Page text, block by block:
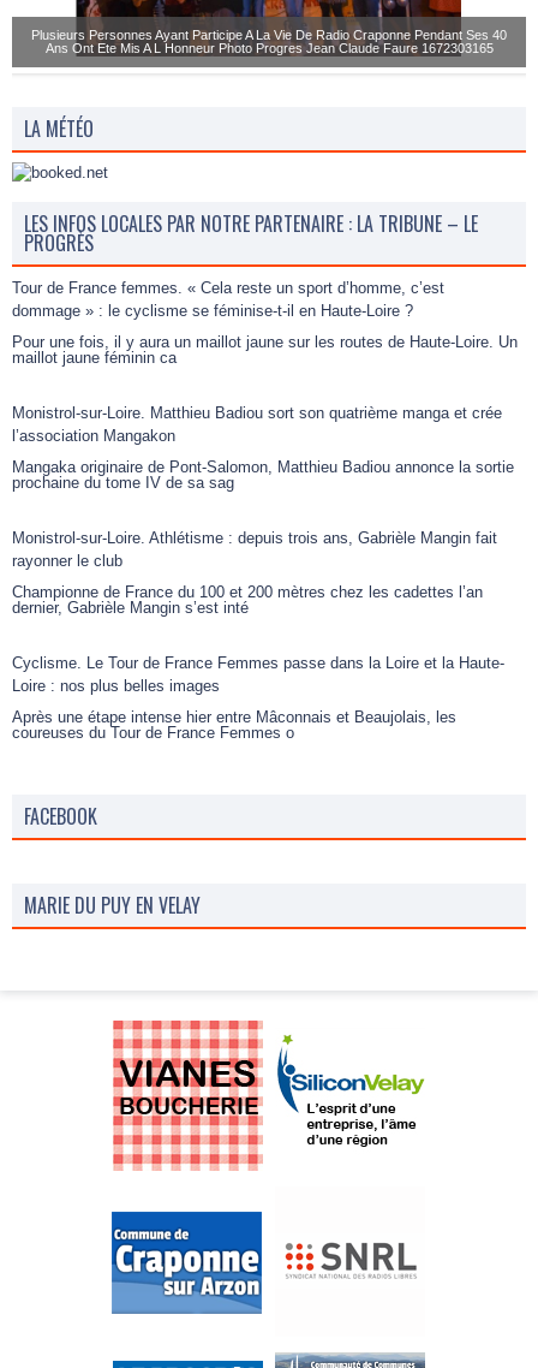
Plusieurs Personnes Ayant Participe A La Vie De Radio Craponne Pendant Ses 40
Ans Ont Ete Mis A L Honneur Photo Progres Jean Claude Faure 1672303165
LA MÉTÉO
LES INFOS LOCALES PAR NOTRE PARTENAIRE : LA TRIBUNE – LE
PROGRÈS
Tour de France femmes. « Cela reste un sport d’homme, c’est
dommage » : le cyclisme se féminise-t-il en Haute-Loire ?
Pour une fois, il y aura un maillot jaune sur les routes de Haute-Loire. Un
maillot jaune féminin ca
Monistrol-sur-Loire. Matthieu Badiou sort son quatrième manga et crée
l’association Mangakon
Mangaka originaire de Pont-Salomon, Matthieu Badiou annonce la sortie
prochaine du tome IV de sa sag
Monistrol-sur-Loire. Athlétisme : depuis trois ans, Gabrièle Mangin fait
rayonner le club
Championne de France du 100 et 200 mètres chez les cadettes l’an
dernier, Gabrièle Mangin s’est inté
Cyclisme. Le Tour de France Femmes passe dans la Loire et la Haute-
Loire : nos plus belles images
Après une étape intense hier entre Mâconnais et Beaujolais, les
coureuses du Tour de France Femmes o
FACEBOOK
MARIE DU PUY EN VELAY